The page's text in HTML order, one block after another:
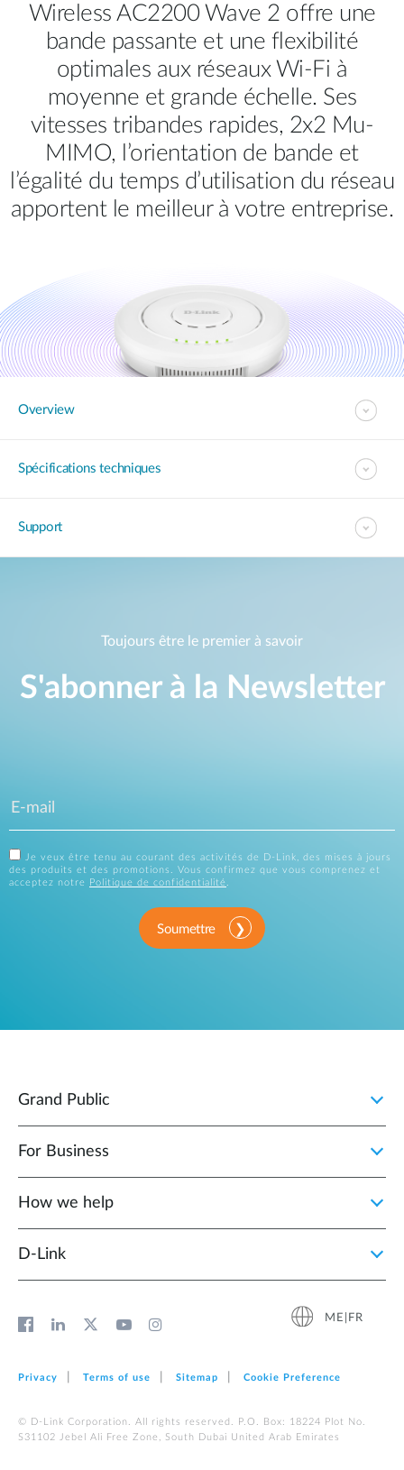
Wireless AC2200 Wave 2 offre une
bande passante et une flexibilité
optimales aux réseaux Wi-Fi à
moyenne et grande échelle. Ses
vitesses tribandes rapides, 2x2 Mu-
MIMO, l’orientation de bande et
l’égalité du temps d’utilisation du réseau
apportent le meilleur à votre entreprise.
Overview
Spécifications techniques
Support
Toujours être le premier à savoir
S'abonner à la Newsletter
Je veux être tenu au courant des activités de D-Link, des mises à jours
des produits et des promotions. Vous confirmez que vous comprenez et
acceptez notre
Politique de confidentialité
Soumettre
Grand Public
For Business
How we help
D‑Link
ME|FR
Privacy Terms of use Sitemap Cookie Preference
© D-Link Corporation. All rights reserved. P.O. Box: 18224 Plot No.
S31102 Jebel Ali Free Zone, South Dubai United Arab Emirates